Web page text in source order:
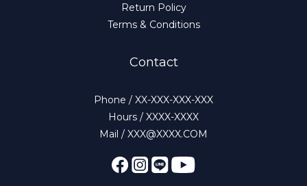
Return Policy
Terms & Conditions
Contact
Phone / XX-XXX-XXX-XXX
Hours / XXXX-XXXX
Mail / XXX@XXXX.COM